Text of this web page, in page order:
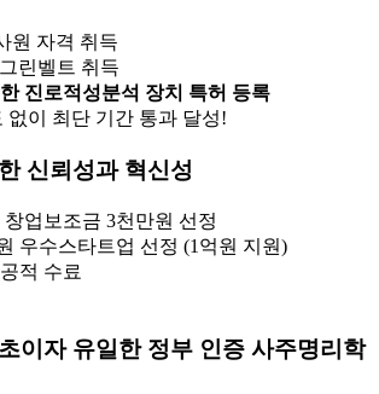
원 자격 취득
린벨트 취득
진로적성분석 장치 특허 등록
없이 최단 기간 통과 달성!
신뢰성과 혁신성
업보조금 3천만원 선정
우수스타트업 선정 (1억원 지원)
적 수료
이자 유일한 정부 인증 사주명리학